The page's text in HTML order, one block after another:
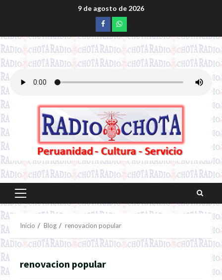
9 de agosto de 2026
Facebookwhatsapp
Menú
principal
Inicio Blog renovacion popular
renovacion popular